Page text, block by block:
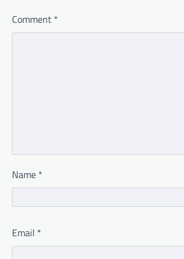
Comment *
Name *
Email *